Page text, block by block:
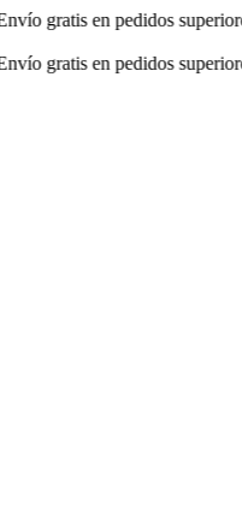
en pedidos superiores a
en pedidos superiores a